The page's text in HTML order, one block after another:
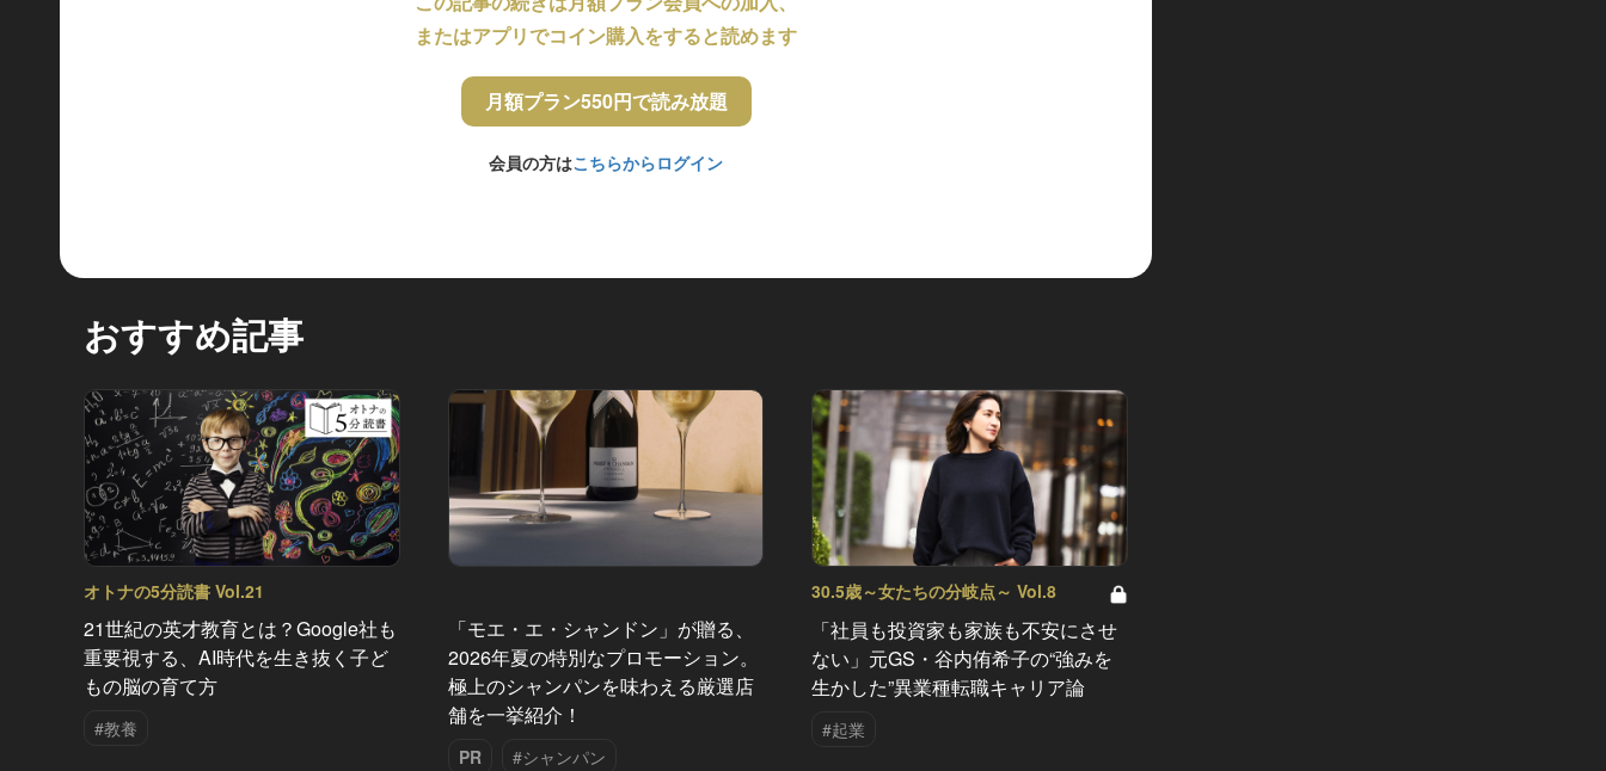
またはアプリでコイン購入をすると読めます
月額プラン550円で読み放題
会員の方はこちらからログイン
おすすめ記事
オトナの5分読書 Vol.21
21世紀の英才教育とは？Google社も
重要視する、AI時代を生き抜く子ど
もの脳の育て方
#教養
「モエ・エ・シャンドン」が贈る、
2026年夏の特別なプロモーション。
極上のシャンパンを味わえる厳選店
舗を一挙紹介！
PR #シャンパン
30.5歳～女たちの分岐点～ Vol.8
「社員も投資家も家族も不安にさせ
ない」元GS・谷内侑希子の“強みを
生かした”異業種転職キャリア論
#起業